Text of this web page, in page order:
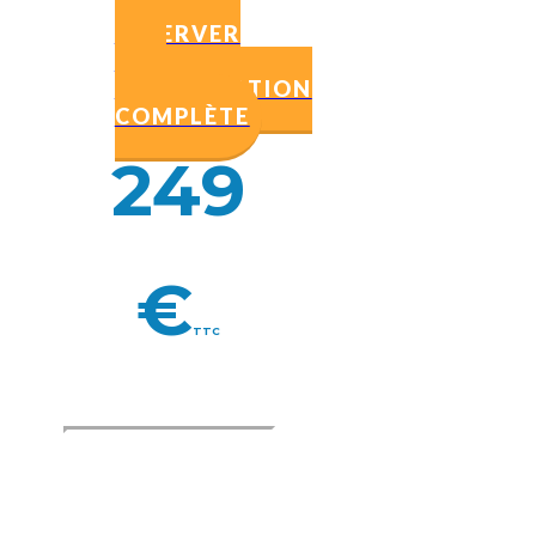
RÉSERVER
CONSULTATION
COMPLÈTE
249
€TTC